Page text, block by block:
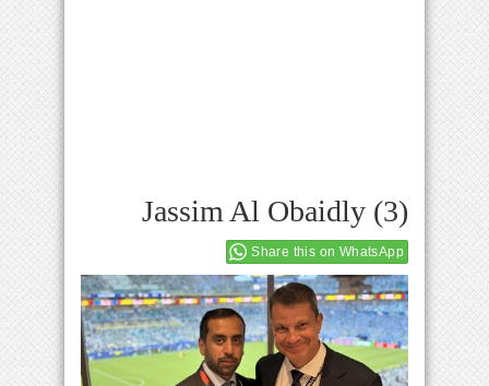
Jassim Al Obaidly (3)
Share this on WhatsApp